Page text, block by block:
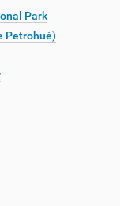
Park
Petrohué)